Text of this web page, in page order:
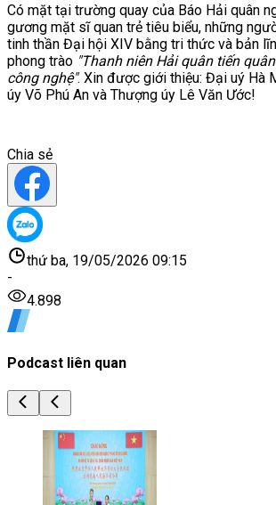
Có mặt tại trường quay của Báo Hải quân
gương mặt sĩ quan trẻ tiêu biểu, những
tinh thần Đại hội XIV bằng tri thức và bản
phong trào "Thanh niên Hải quân tiến
công nghệ". Xin được giới thiệu: Đại uý Hà
úy Võ Phú An và Thượng úy Lê Văn Ước!
Chia sẻ
thứ ba, 19/05/2026 09:15
-
4.898
Podcast liên quan